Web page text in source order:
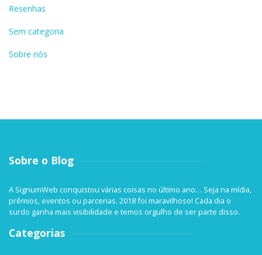
Resenhas
Sem categoria
Sobre nós
Sobre o Blog
A SignumWeb conquistou várias coisas no último ano… Seja na mídia,
prêmios, eventos ou parcerias. 2018 foi maravilhoso! Cada dia o
surdo ganha mais visibilidade e temos orgulho de ser parte disso.
Categorias